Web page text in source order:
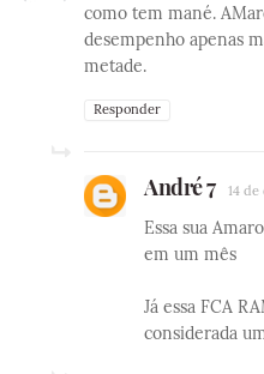
como tem mané.
desempenho apenas
metade.
Responder
André 7 14 de
Essa sua
em um mês
Já essa FCA
considerada